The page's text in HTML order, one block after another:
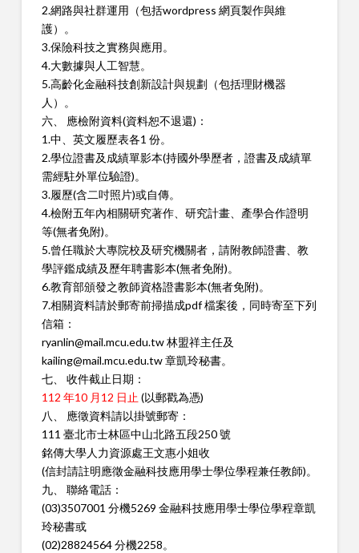
2.網路與社群運用（包括wordpress 網頁製作與維
護）。
3.保險科技之實務與應用。
4.大數據與人工智慧。
5.高齡化金融科技創新設計與規劃（包括理財機器
人）。
六、 應檢附資料(資料恕不退還)：
1.中、英文履歷表各1 份。
2.學位證書及成績單影本(持國外學歷者，證書及成績單
需經駐外單位驗證)。
3.履歷(含二吋照片)或自傳。
4.檢附五年內相關研究著作、研究計畫、產學合作證明
等(無者免附)。
5.曾任職於大專院校及研究機關者，請附教師證書、教
學評鑑成績及歷年聘書影本(無者免附)。
6.教育部頒發之教師資格證書影本(無者免附)。
7.相關資料請於郵寄前掃描成pdf 檔案後，同時寄至下列
信箱：
ryanlin@mail.mcu.edu.tw 林盟祥主任及
kailing@mail.mcu.edu.tw 章凱玲秘書。
七、 收件截止日期：
112 年10 月12 日止 (以郵戳為憑)
八、 應徵資料請以掛號郵寄：
111 臺北市士林區中山北路五段250 號
銘傳大學人力資源處王文惠小姐收
(信封請註明應徵金融科技應用學士學位學程兼任教師)。
九、 聯絡電話：
(03)3507001 分機5269 金融科技應用學士學位學程章凱
玲秘書或
(02)28824564 分機2258。